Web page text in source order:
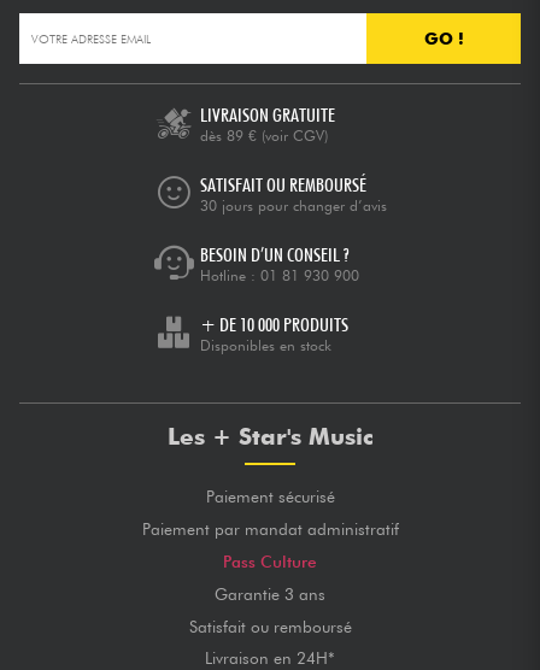
GO !
LIVRAISON GRATUITE
dès 89 € (voir CGV)
SATISFAIT OU REMBOURSÉ
30 jours pour changer d’avis
BESOIN D’UN CONSEIL ?
Hotline : 01 81 930 900
+ DE 10 000 PRODUITS
Disponibles en stock
Les + Star's Music
Paiement sécurisé
Paiement par mandat administratif
Pass Culture
Garantie 3 ans
Satisfait ou remboursé
Livraison en 24H*